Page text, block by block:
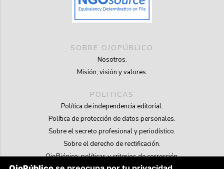
SOBRE OJOPÚBLICO
Nosotros.
Misión, visión y valores.
POLITICAS
Política de independencia editorial.
Política de protección de datos personales.
Sobre el secreto profesional y periodístico.
Sobre el derecho de rectificación.
OjoBiónico: políticas y criterios de corrección.